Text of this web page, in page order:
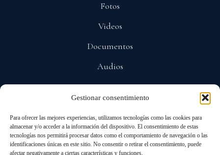
Gestionar consentimiento
Para ofrecer las mejores experiencias, utilizamos tecnologías como las cookies para
almacenar y/o acceder a la información del dispositivo. El consentimiento de estas
tecnologías nos permitirá procesar datos como el comportamiento de navegación o las
identificaciones únicas en este sitio. No consentir o retirar el consentimiento, puede
afectar negativamente a ciertas características y funciones.
Fotos
Videos
Documentos
Audios
Privacidad
Protección De Datos